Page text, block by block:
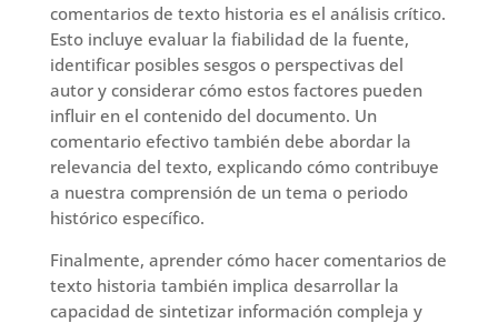
comentarios de texto historia es el análisis crítico.
Esto incluye evaluar la fiabilidad de la fuente,
identificar posibles sesgos o perspectivas del
autor y considerar cómo estos factores pueden
influir en el contenido del documento. Un
comentario efectivo también debe abordar la
relevancia del texto, explicando cómo contribuye
a nuestra comprensión de un tema o periodo
histórico específico.
Finalmente, aprender cómo hacer comentarios de
texto historia también implica desarrollar la
capacidad de sintetizar información compleja y